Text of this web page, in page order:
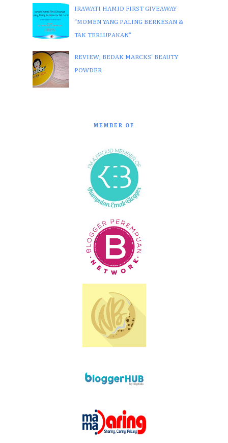
IRAWATI HAMID FIRST GIVEAWAY
“MOMEN YANG PALING BERKESAN &
TAK TERLUPAKAN”
REVIEW; BEDAK MARCKS' BEAUTY
POWDER
MEMBER OF